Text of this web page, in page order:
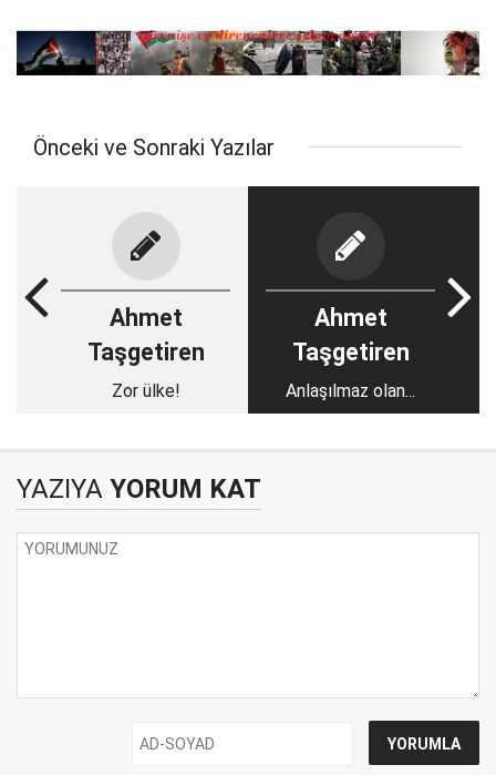
Önceki ve Sonraki Yazılar
Ahmet
Taşgetiren
Zor ülke!
Ahmet
Taşgetiren
Anlaşılmaz olan...
YAZIYA YORUM KAT